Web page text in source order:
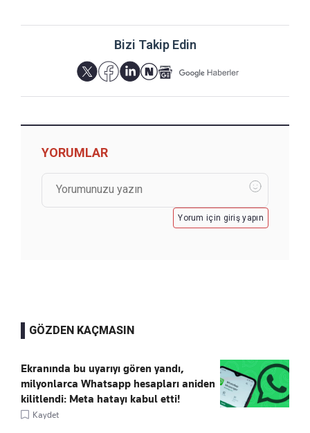
Bizi Takip Edin
YORUMLAR
Yorum için giriş yapın
GÖZDEN KAÇMASIN
Ekranında bu uyarıyı gören yandı,
milyonlarca Whatsapp hesapları aniden
kilitlendi: Meta hatayı kabul etti!
Kaydet